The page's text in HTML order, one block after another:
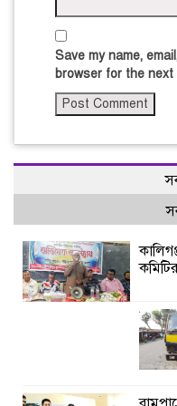
Save my name,
browser for the next